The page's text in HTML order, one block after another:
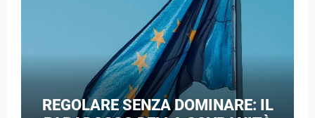
REGOLARE SENZA DOMINARE: IL